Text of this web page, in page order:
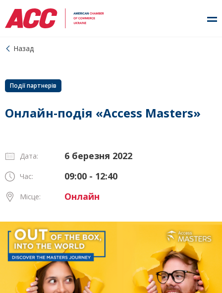
Назад
Події партнерів
Онлайн-подія «Access Masters»
Дата: 6 березня 2022
Час: 09:00 - 12:40
Місце: Онлайн